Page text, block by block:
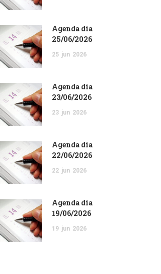
Agenda dia
25/06/2026
25 jun 2026
Agenda dia
23/06/2026
23 jun 2026
Agenda dia
22/06/2026
22 jun 2026
Agenda dia
19/06/2026
19 jun 2026